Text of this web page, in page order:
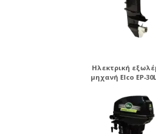
Ηλεκτρική
μηχανή Elco EP-